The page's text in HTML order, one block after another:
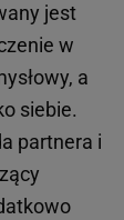
jest
w
a
siebie.
partnera i